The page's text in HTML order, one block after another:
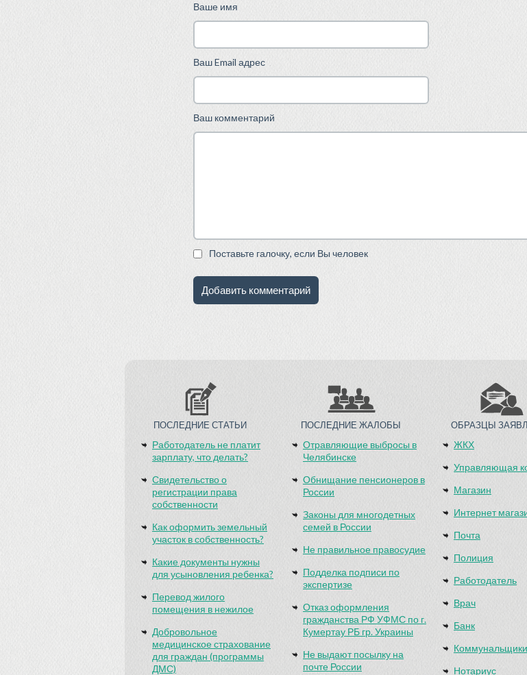
Ваше имя
Ваш Email адрес
Ваш комментарий
Поставьте галочку, если Вы человек
ПОСЛЕДНИЕ СТАТЬИ
Работодатель не платит
зарплату, что делать?
Свидетельство о
регистрации права
собственности
Как оформить земельный
участок в собственность?
Какие документы нужны
для усыновления ребенка?
Перевод жилого
помещения в нежилое
Добровольное
медицинское страхование
для граждан (программы
ДМС)
ПОСЛЕДНИЕ ЖАЛОБЫ
Отравляющие выбросы в
Челябинске
Обнищание пенсионеров в
России
Законы для многодетных
семей в России
Не правильное правосудие
Подделка подписи по
экспертизе
Отказ оформления
гражданства РФ УФМС по г.
Кумертау РБ гр. Украины
Не выдают посылку на
почте России
ОБРАЗЦЫ
ЖКХ
Управляющая
Магазин
Интернет
Почта
Полиция
Работодатель
Врач
Банк
Коммунальщики
Нотариус